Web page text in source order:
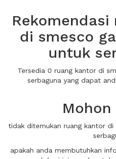
di smesco
untuk
Tersedia 0 ruang kantor di
serbaguna yang dapat
tidak ditemukan ruang kantor
apakah anda membutuhkan